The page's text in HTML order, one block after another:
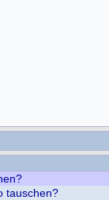
tauschen?